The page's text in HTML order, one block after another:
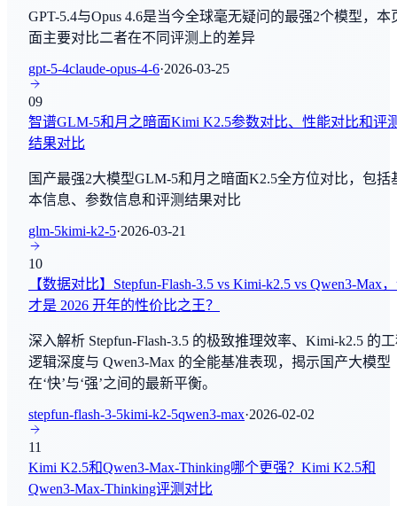
By
ByStepFunAI
Claude Opus 4.8
ByAnthropic
Qwen3.7-Max-Preview
By阿里巴巴
Qwen3.7 Max
Gemma 4 120B
Gemini Omni
ByGoogle Deep Mind
Composer 2.5
Creative Writing
写作和创作
Terminal-Bench
AI Agent - 工具使用
多模态理解
SimpleVQA
多模态理解
CodeForces
编程与软件工程
Simple Bench
IMO 2024
数学推理
GPT-5.4与Opus 4.6是当今全球毫无疑问的最强2个模型，本
面主要对比二者在不同评测上的差异
gpt-5-4claude-opus-4-6·2026-03-25
09
智谱GLM-5和月之暗面Kimi K2.5参数对比、性能对比和评
结果对比
国产最强2大模型GLM-5和月之暗面K2.5全方位对比，包括
本信息、参数信息和评测结果对比
glm-5kimi-k2-5·2026-03-21
10
【数据对比】Stepfun-Flash-3.5 vs Kimi-k2.5 vs Qwen3-Max
才是 2026 开年的性价比之王？
深入解析 Stepfun-Flash-3.5 的极致推理效率、Kimi-k2.5 的
逻辑深度与 Qwen3-Max 的全能基准表现，揭示国产大模型
在‘快’与‘强’之间的最新平衡。
stepfun-flash-3-5kimi-k2-5qwen3-max·2026-02-02
11
Kimi K2.5和Qwen3-Max-Thinking哪个更强？Kimi K2.5和
Qwen3-Max-Thinking评测对比